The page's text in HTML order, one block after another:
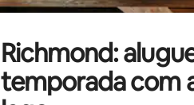
Richmond:
temporada com